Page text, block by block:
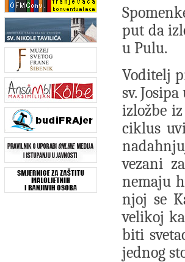
put da
u Pulu.
Voditelj
sv.
izložbe
ciklus
vezani
nemaju
njoj se
velikoj
biti
jednog